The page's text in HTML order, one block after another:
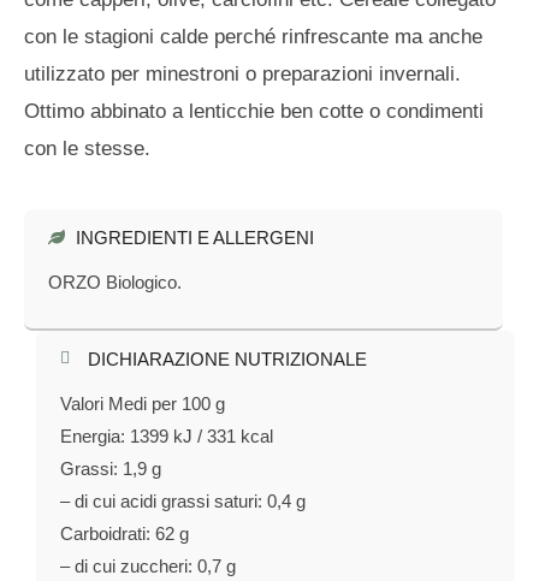
con le stagioni calde perché rinfrescante ma anche
utilizzato per minestroni o preparazioni invernali.
Ottimo abbinato a lenticchie ben cotte o condimenti
con le stesse.
INGREDIENTI E ALLERGENI
ORZO Biologico.
DICHIARAZIONE NUTRIZIONALE​
Valori Medi per 100 g
Energia: 1399 kJ / 331 kcal
Grassi: 1,9 g
– di cui acidi grassi saturi: 0,4 g
Carboidrati: 62 g
– di cui zuccheri: 0,7 g